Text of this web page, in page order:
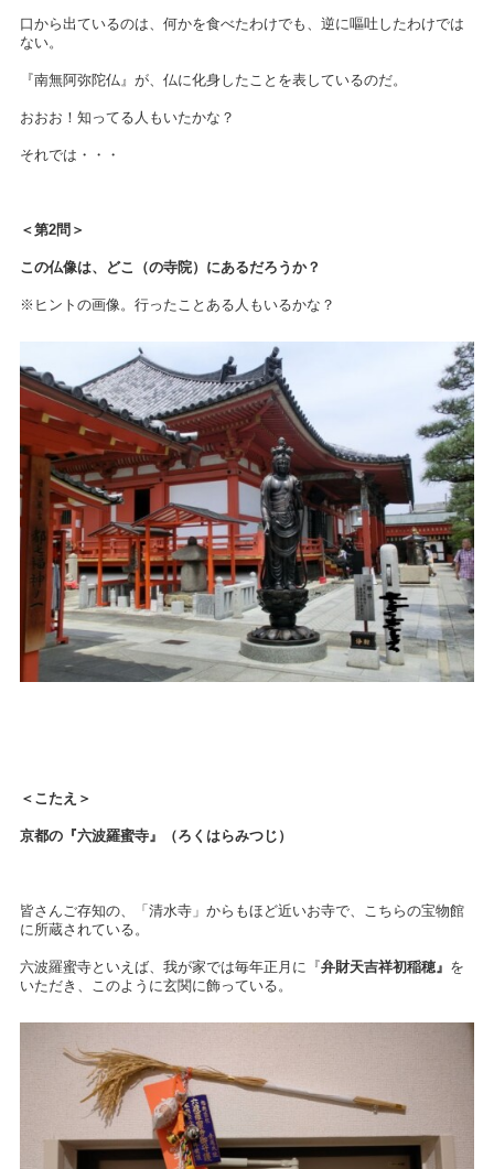
口から出ているのは、何かを食べたわけでも、逆に嘔吐したわけでは
ない。
『南無阿弥陀仏』が、仏に化身したことを表しているのだ。
おおお！知ってる人もいたかな？
それでは・・・
＜第2問＞
この仏像は、どこ（の寺院）にあるだろうか？
※ヒントの画像。行ったことある人もいるかな？
＜こたえ＞
京都の『六波羅蜜寺』（ろくはらみつじ）
皆さんご存知の、「清水寺」からもほど近いお寺で、こちらの宝物館
に所蔵されている。
六波羅蜜寺といえば、我が家では毎年正月に『弁財天吉祥初稲穂』 を
いただき、このように玄関に飾っている。